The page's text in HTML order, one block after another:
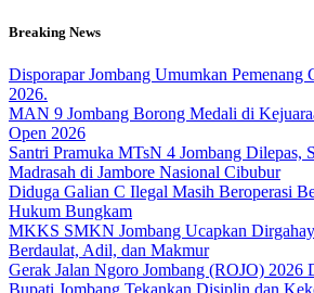
Skip
content
Breaking News
Disporapar Jombang Umumkan Pemenang
2026.
MAN 9 Jombang Borong Medali di
Open 2026
Santri Pramuka MTsN 4 Jombang Dilepas,
Madrasah di Jambore Nasional Cibubur
Diduga Galian C Ilegal Masih Beroperasi
Hukum Bungkam
MKKS SMKN Jombang Ucapkan
Berdaulat, Adil, dan Makmur
Gerak Jalan Ngoro Jombang (ROJO) 2026